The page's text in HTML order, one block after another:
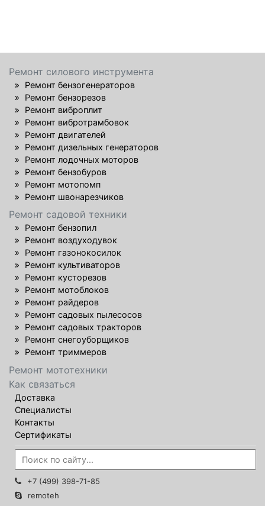
Ремонт силового инструмента
Ремонт бензогенераторов
Ремонт бензорезов
Ремонт виброплит
Ремонт вибротрамбовок
Ремонт двигателей
Ремонт дизельных генераторов
Ремонт лодочных моторов
Ремонт бензобуров
Ремонт мотопомп
Ремонт швонарезчиков
Ремонт садовой техники
Ремонт бензопил
Ремонт воздуходувок
Ремонт газонокосилок
Ремонт культиваторов
Ремонт кусторезов
Ремонт мотоблоков
Ремонт райдеров
Ремонт садовых пылесосов
Ремонт садовых тракторов
Ремонт снегоуборщиков
Ремонт триммеров
Ремонт мототехники
Как связаться
Доставка
Специалисты
Контакты
Сертификаты
+7 (499) 398-71-85
remoteh